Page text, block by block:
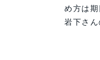
め方は
岩下さ